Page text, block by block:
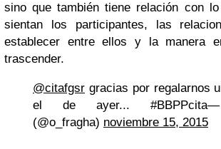
sino que también tiene relación con
sientan los participantes, las
establecer entre ellos y la manera
trascender.
@citafgsr gracias por regalarnos
el de ayer...
(@o_fragha) noviembre 15, 2015